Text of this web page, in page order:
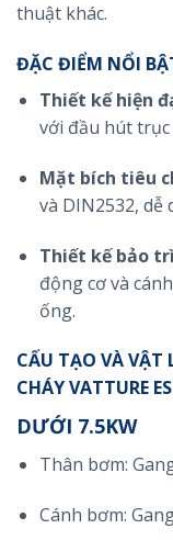
thuật khác.
ĐẶC ĐIỂM NỔI
Thiết kế hiện
với đầu hút
Mặt bích tiêu
và DIN2532,
Thiết kế bảo
động cơ và
ống.
CẤU TẠO VÀ VẬT
CHÁY VATTURE
DƯỚI 7.5KW
Thân bơm:
Cánh bơm: